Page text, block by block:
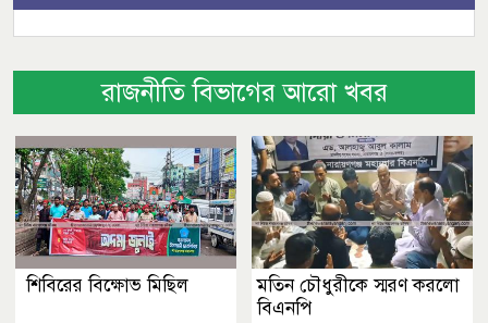
রাজনীতি বিভাগের আরো খবর
শিবিরের বিক্ষোভ মিছিল
মতিন চৌধুরীকে স্মরণ করলো
বিএনপি